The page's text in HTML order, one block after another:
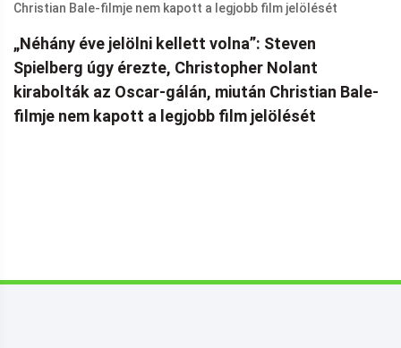
„Néhány éve jelölni kellett volna”: Steven
Spielberg úgy érezte, Christopher Nolant
kirabolták az Oscar-gálán, miután Christian Bale-
filmje nem kapott a legjobb film jelölését